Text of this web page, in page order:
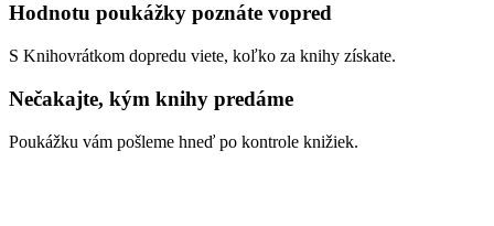
Hodnotu poukážky poznáte vopred
S Knihovrátkom dopredu viete, koľko za knihy získate.
Nečakajte, kým knihy predáme
Poukážku vám pošleme hneď po kontrole knižiek.